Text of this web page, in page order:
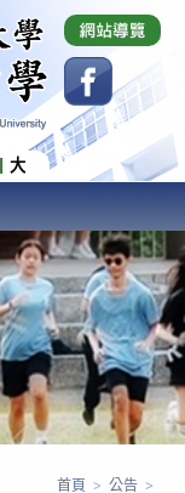
大
OF NATIONAL
首頁 > 公告 >